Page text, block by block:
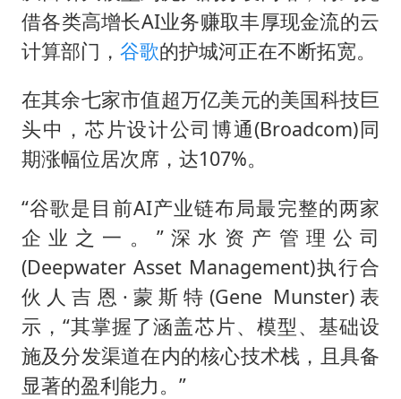
东方之约 相约未来
借各类高增长AI业务赚取丰厚现金流的云
计算部门， 谷歌的护城河正在不断拓宽。
在其余七家市值超万亿美元的美国科技巨
头中，芯片设计公司博通(Broadcom)同
期涨幅位居次席，达107%。
“谷歌是目前AI产业链布局最完整的两家
企业之一。”深水资产管理公司
(Deepwater Asset Management)执行合
伙人吉恩·蒙斯特(Gene Munster)表
示，“其掌握了涵盖芯片、模型、基础设
施及分发渠道在内的核心技术栈，且具备
显著的盈利能力。”